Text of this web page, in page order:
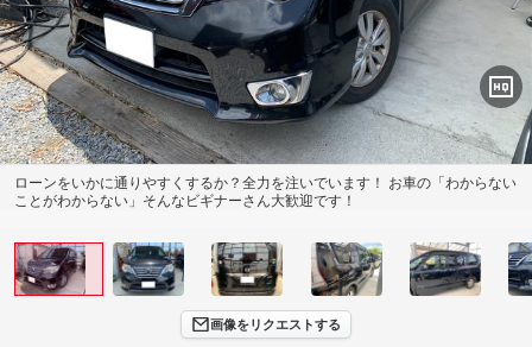
ローンをいかに通りやすくするか？全力を注いでいます！ お車の「わからない
ことがわからない」そんなビギナーさん大歓迎です！
画像をリクエストする